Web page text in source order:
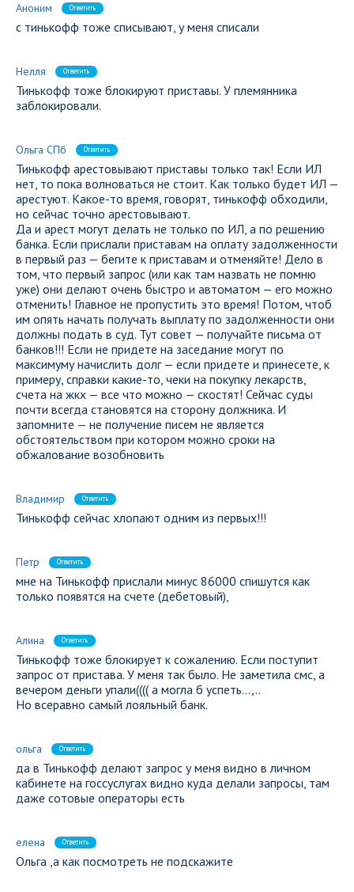
Аноним Ответить
с тинькофф тоже списывают, у меня списали
Нелля Ответить
Тинькофф тоже блокируют приставы. У племянника
заблокировали.
Ольга СПб Ответить
Тинькофф арестовывают приставы только так! Если ИЛ
нет, то пока волноваться не стоит. Как только будет ИЛ —
арестуют. Какое-то время, говорят, тинькофф обходили,
но сейчас точно арестовывают.
Да и арест могут делать не только по ИЛ, а по решению
банка. Если прислали приставам на оплату задолженности
в первый раз — бегите к приставам и отменяйте! Дело в
том, что первый запрос (или как там назвать не помню
уже) они делают очень быстро и автоматом — его можно
отменить! Главное не пропустить это время! Потом, чтоб
им опять начать получать выплату по задолженности они
должны подать в суд. Тут совет — получайте письма от
банков!!! Если не придете на заседание могут по
максимуму начислить долг — если придете и принесете, к
примеру, справки какие-то, чеки на покупку лекарств,
счета на жкх — все что можно — скостят! Сейчас суды
почти всегда становятся на сторону должника. И
запомните — не получение писем не является
обстоятельством при котором можно сроки на
обжалование возобновить
Владимир Ответить
Тинькофф сейчас хлопают одним из первых!!!
Петр Ответить
мне на Тинькофф прислали минус 86000 спишутся как
только появятся на счете (дебетовый),
Алина Ответить
Тинькофф тоже блокирует к сожалению. Если поступит
запрос от пристава. У меня так было. Не заметила смс, а
вечером деньги упали(((( а могла б успеть…,..
Но всеравно самый лояльный банк.
ольга Ответить
да в Тинькофф делают запрос у меня видно в личном
кабинете на госсуслугах видно куда делали запросы, там
даже сотовые операторы есть
елена Ответить
Ольга ,а как посмотреть не подскажите